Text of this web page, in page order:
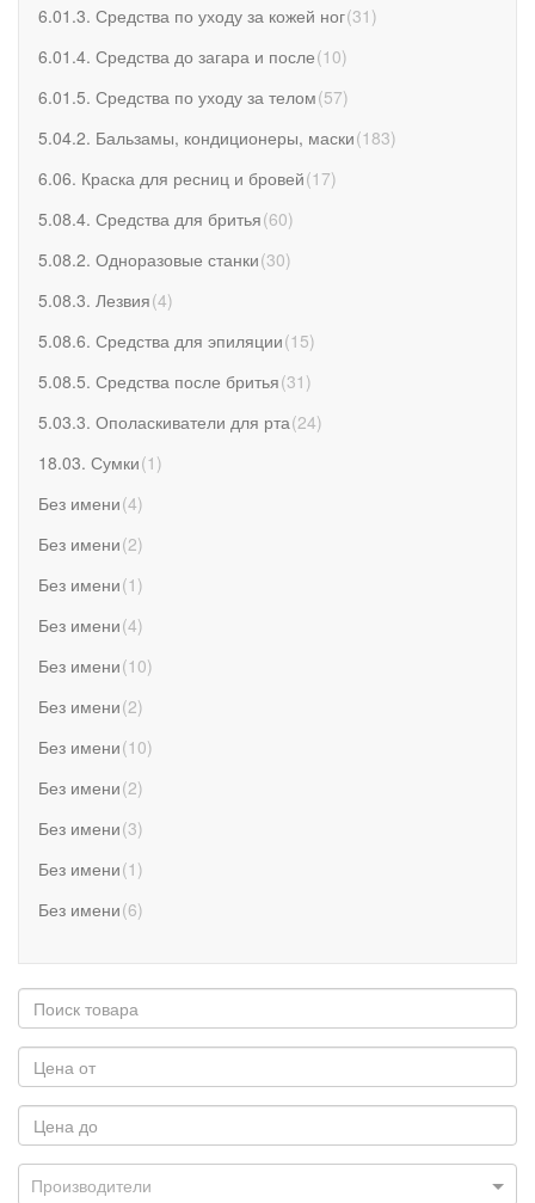
6.01.3. Средства по уходу за кожей ног(31 )
6.01.4. Средства до загара и после(10)
6.01.5. Средства по уходу за телом(57)
5.04.2. Бальзамы, кондиционеры, маски(183)
6.06. Краска для ресниц и бровей(17)
5.08.4. Средства для бритья(60)
5.08.2. Одноразовые станки(30)
5.08.3. Лезвия(4)
5.08.6. Средства для эпиляции(15)
5.08.5. Средства после бритья(31 )
5.03.3. Ополаскиватели для рта(24)
18.03. Сумки(1 )
Без имени(4)
Без имени(2)
Без имени(1 )
Без имени(4)
Без имени(10)
Без имени(2)
Без имени(10)
Без имени(2)
Без имени(3)
Без имени(1 )
Без имени(6)
Производители